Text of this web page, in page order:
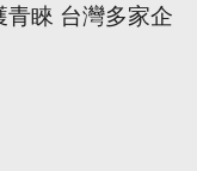
睞 台灣多家企